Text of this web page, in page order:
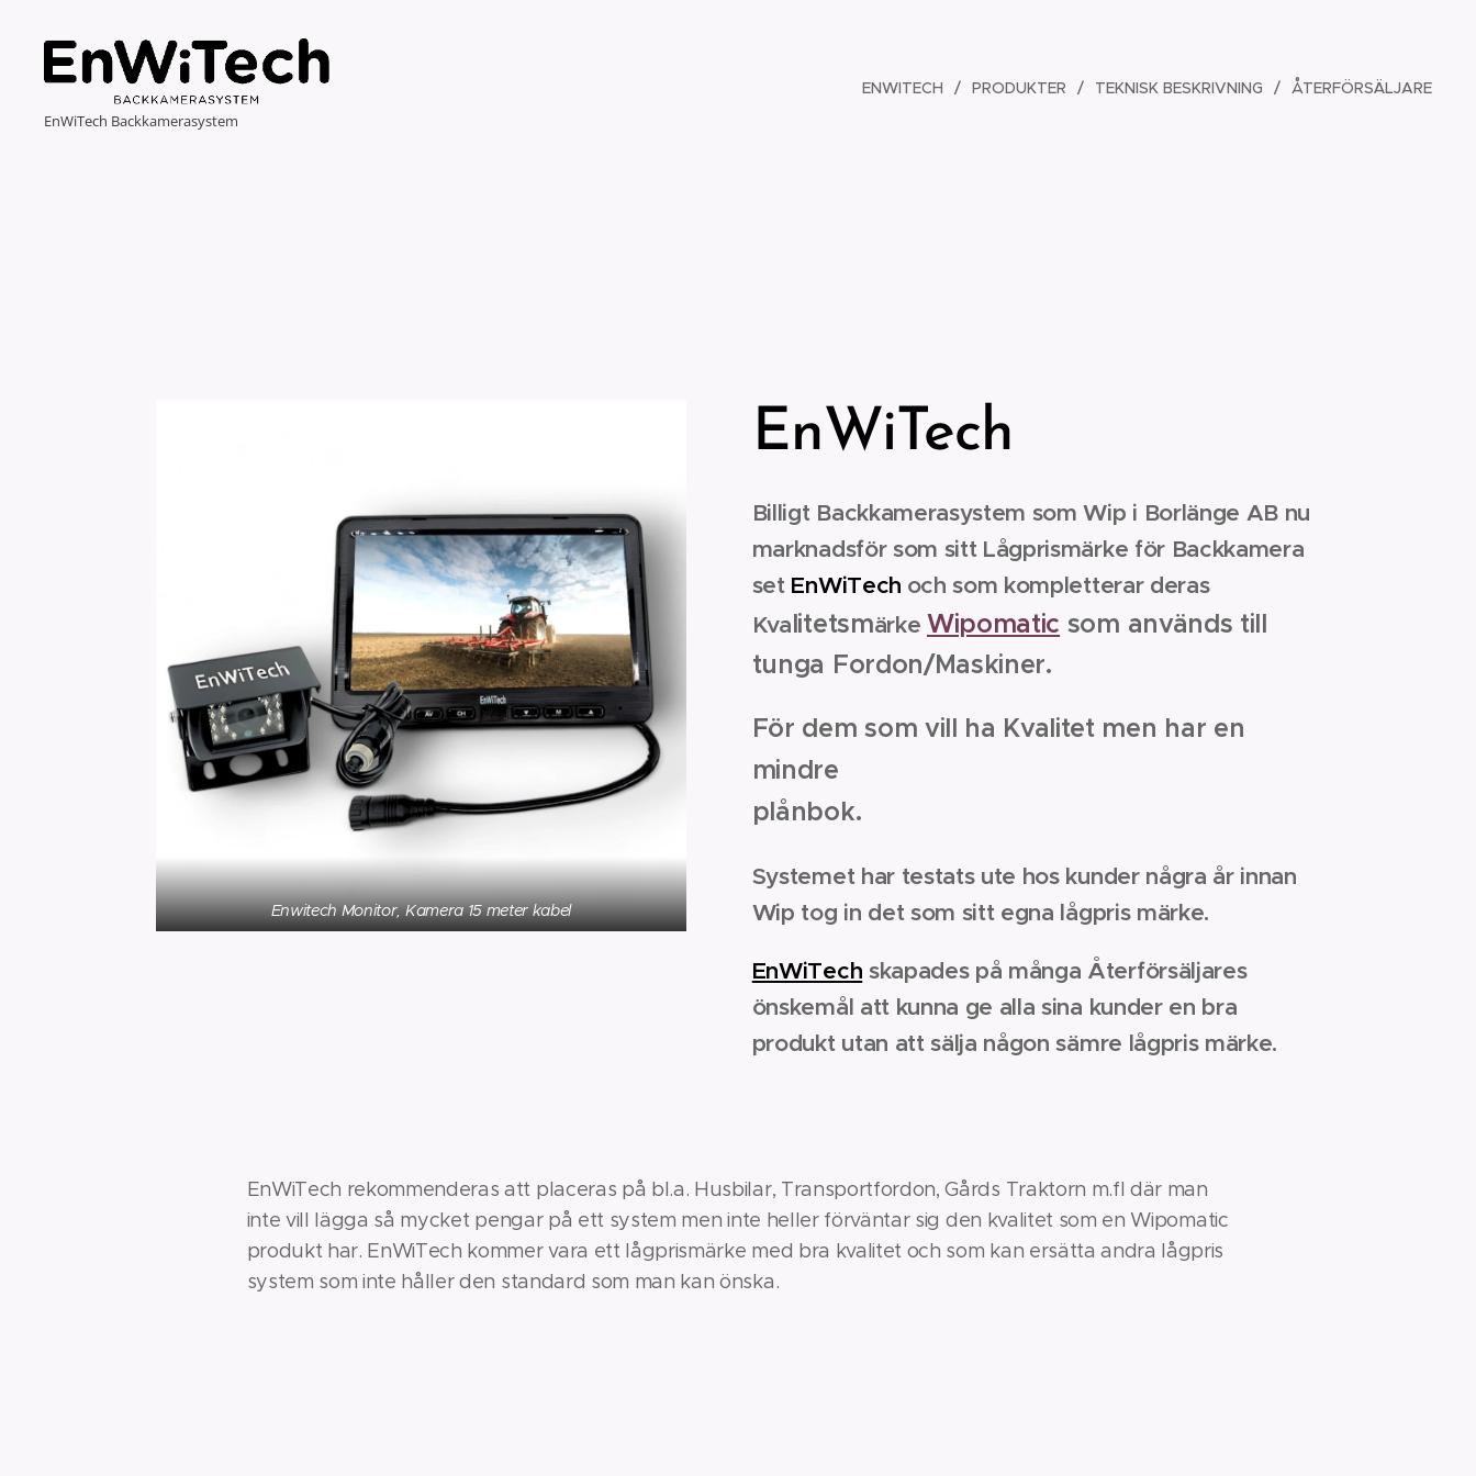
EnWiTech Backkamerasystem
ENWITECH PRODUKTER TEKNISK BESKRIVNING ÅTERFÖRSÄLJARE
Enwitech Monitor, Kamera 15 meter kabel
EnWiTech
Billigt Backkamerasystem som Wip i Borlänge AB nu
marknadsför som sitt Lågprismärke för Backkamera
set EnWiTech och som kompletterar deras
Kvalitetsmärke Wipomatic som används till
tunga Fordon/Maskiner.
För dem som vill ha Kvalitet men har en
mindre
plånbok.
Systemet har testats ute hos kunder några år innan
Wip tog in det som sitt egna lågpris märke.
EnWiTech skapades på många Återförsäljares
önskemål att kunna ge alla sina kunder en bra
produkt utan att sälja någon sämre lågpris märke.
EnWiTech rekommenderas att placeras på bl.a. Husbilar, Transportfordon, Gårds Traktorn m.fl där man
inte vill lägga så mycket pengar på ett system men inte heller förväntar sig den kvalitet som en Wipomatic
produkt har. EnWiTech kommer vara ett lågprismärke med bra kvalitet och som kan ersätta andra lågpris
system som inte håller den standard som man kan önska.